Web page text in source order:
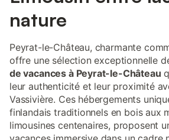
nature
Peyrat-le-Château, charmante
offre une sélection exceptionnelle
de vacances à Peyrat-le-Château
leur authenticité et leur proximité
Vassivière. Ces hébergements
finlandais traditionnels en bois aux
limousines centenaires, proposent